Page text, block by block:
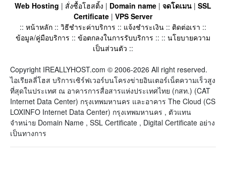
Web Hosting | สั่งซื้อโฮสติ้ง | Domain name | จดโดเมน | SSL
Certificate | VPS Server
:: หน้าหลัก :: วิธีชำระค่าบริการ :: แจ้งชำระเงิน :: ติดต่อเรา ::
ข้อมูล/คู่มือบริการ :: ข้อตกลงในการรับบริการ :: :: นโยบายความ
เป็นส่วนตัว ::
Copyright IREALLYHOST.com © 2006-2026 All right reserved.
ไอเรียลลี่โฮส บริการเซิร์ฟเวอร์บนโครงข่ายอินเตอร์เน็ตความเร็วสูง
ที่สุดในประเทศ ณ อาคารการสื่อสารแห่งประเทศไทย (กสท.) (CAT
Internet Data Center) กรุงเทพมหานคร และอาคาร The Cloud (CS
LOXINFO Internet Data Center) กรุงเทพมหานคร , ตัวแทน
จำหน่าย Domain Name , SSL Certificate , Digital Certificate อย่าง
เป็นทางการ